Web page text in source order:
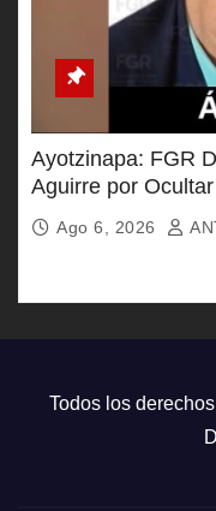
Ayotzinapa: FGR
Aguirre por
Ago 6, 2026
Todos los